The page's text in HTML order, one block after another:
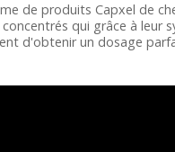
de produits Capxel de
qui grâce à leur
d'obtenir un dosage